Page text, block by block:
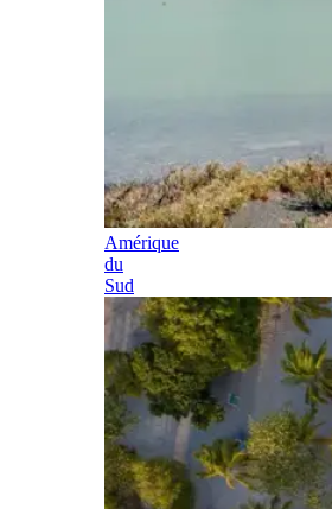
Amérique
du
Sud